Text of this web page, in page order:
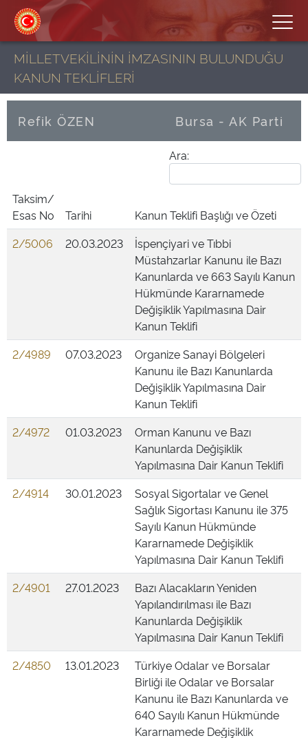
MİLLETVEKİLİNİN İMZASININ BULUNDUĞU
KANUN TEKLİFLERİ
Refik ÖZEN Bursa - AK Parti
Ara:
Taksim/
Esas No
Tarihi
Kanun Teklifi Başlığı ve Özeti
2/5006
20.03.2023
İspençiyari ve Tıbbi
Müstahzarlar Kanunu ile Bazı
Kanunlarda ve 663 Sayılı Kanun
Hükmünde Kararnamede
Değişiklik Yapılmasına Dair
Kanun Teklifi
2/4989
07.03.2023
Organize Sanayi Bölgeleri
Kanunu ile Bazı Kanunlarda
Değişiklik Yapılmasına Dair
Kanun Teklifi
2/4972
01.03.2023
Orman Kanunu ve Bazı
Kanunlarda Değişiklik
Yapılmasına Dair Kanun Teklifi
2/4914
30.01.2023
Sosyal Sigortalar ve Genel
Sağlık Sigortası Kanunu ile 375
Sayılı Kanun Hükmünde
Kararnamede Değişiklik
Yapılmasına Dair Kanun Teklifi
2/4901
27.01.2023
Bazı Alacakların Yeniden
Yapılandırılması ile Bazı
Kanunlarda Değişiklik
Yapılmasına Dair Kanun Teklifi
2/4850
13.01.2023
Türkiye Odalar ve Borsalar
Birliği ile Odalar ve Borsalar
Kanunu ile Bazı Kanunlarda ve
640 Sayılı Kanun Hükmünde
Kararnamede Değişiklik